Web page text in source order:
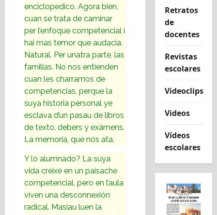
enciclopedico. Agora bien,
cuan se trata de caminar
per l’enfoque competencial i
hai mas temor que audacia.
Natural. Per unatra parte, las
familias. No nos entienden
cuan les charramos de
competencias, perque la
suya historia personal ye
esclava d’un pasau de libros
de texto, debers y exámens.
La memoria, que nos ata.
Y lo alumnado? La suya
vida creixe en un paisache
competencial, pero en l’aula
viven una desconnexión
radical. Masiau luen la
Retratos
de
docentes
Revistas
escolares
Videoclips
Videos
Vídeos
escolares